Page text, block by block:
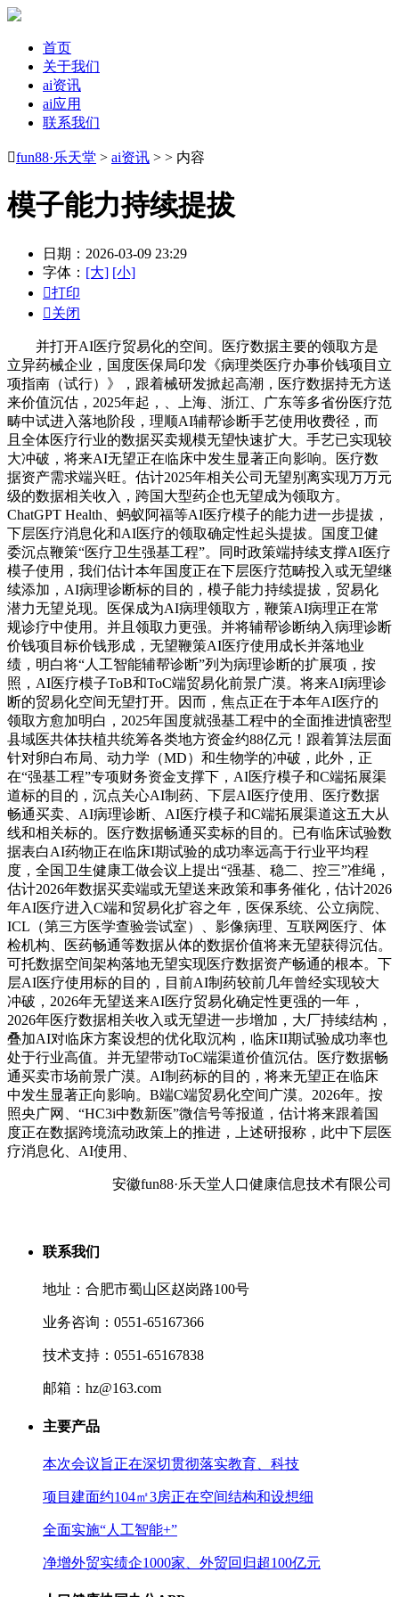
首页
关于我们
ai资讯
ai应用
联系我们
fun88·乐天堂 > ai资讯 > > 内容
模子能力持续提拔
日期：2026-03-09 23:29
字体： [大] [小]
打印
关闭
并打开AI医疗贸易化的空间。医疗数据主要的领取方是
立异药械企业，国度医保局印发《病理类医疗办事价钱项目立
项指南（试行）》，跟着械研发掀起高潮，医疗数据持无方送
来价值沉估，2025年起，、上海、浙江、广东等多省份医疗范
畴中试进入落地阶段，理顺AI辅帮诊断手艺使用收费径，而
且全体医疗行业的数据买卖规模无望快速扩大。手艺已实现较
大冲破，将来AI无望正在临床中发生显著正向影响。医疗数
据资产需求端兴旺。估计2025年相关公司无望别离实现万万元
级的数据相关收入，跨国大型药企也无望成为领取方。
ChatGPT Health、蚂蚁阿福等AI医疗模子的能力进一步提拔，
下层医疗消息化和AI医疗的领取确定性起头提拔。国度卫健
委沉点鞭策“医疗卫生强基工程”。同时政策端持续支撑AI医疗
模子使用，我们估计本年国度正在下层医疗范畴投入或无望继
续添加，AI病理诊断标的目的，模子能力持续提拔，贸易化
潜力无望兑现。医保成为AI病理领取方，鞭策AI病理正在常
规诊疗中使用。并且领取力更强。并将辅帮诊断纳入病理诊断
价钱项目标价钱形成，无望鞭策AI医疗使用成长并落地业
绩，明白将“人工智能辅帮诊断”列为病理诊断的扩展项，按
照，AI医疗模子ToB和ToC端贸易化前景广漠。将来AI病理诊
断的贸易化空间无望打开。因而，焦点正在于本年AI医疗的
领取方愈加明白，2025年国度就强基工程中的全面推进慎密型
县域医共体扶植共统筹各类地方资金约88亿元！跟着算法层面
针对卵白布局、动力学（MD）和生物学的冲破，此外，正
在“强基工程”专项财务资金支撑下，AI医疗模子和C端拓展渠
道标的目的，沉点关心AI制药、下层AI医疗使用、医疗数据
畅通买卖、AI病理诊断、AI医疗模子和C端拓展渠道这五大从
线和相关标的。医疗数据畅通买卖标的目的。已有临床试验数
据表白AI药物正在临床I期试验的成功率远高于行业平均程
度，全国卫生健康工做会议上提出“强基、稳二、控三”准绳，
估计2026年数据买卖端或无望送来政策和事务催化，估计2026
年AI医疗进入C端和贸易化扩容之年，医保系统、公立病院、
ICL（第三方医学查验尝试室）、影像病理、互联网医疗、体
检机构、医药畅通等数据从体的数据价值将来无望获得沉估。
可托数据空间架构落地无望实现医疗数据资产畅通的根本。下
层AI医疗使用标的目的，目前AI制药较前几年曾经实现较大
冲破，2026年无望送来AI医疗贸易化确定性更强的一年，
2026年医疗数据相关收入或无望进一步增加，大厂持续结构，
叠加AI对临床方案设想的优化取沉构，临床II期试验成功率也
处于行业高值。并无望带动ToC端渠道价值沉估。医疗数据畅
通买卖市场前景广漠。AI制药标的目的，将来无望正在临床
中发生显著正向影响。B端C端贸易化空间广漠。2026年。按
照央广网、“HC3i中数新医”微信号等报道，估计将来跟着国
度正在数据跨境流动政策上的推进，上述研报称，此中下层医
疗消息化、AI使用、
安徽fun88·乐天堂人口健康信息技术有限公司
联系我们
地址：合肥市蜀山区赵岗路100号
业务咨询：0551-65167366
技术支持：0551-65167838
邮箱：hz@163.com
主要产品
本次会议旨正在深切贯彻落实教育、科技
项目建面约104㎡3房正在空间结构和设想细
全面实施“人工智能+”
净增外贸实绩企1000家、外贸回归超100亿元